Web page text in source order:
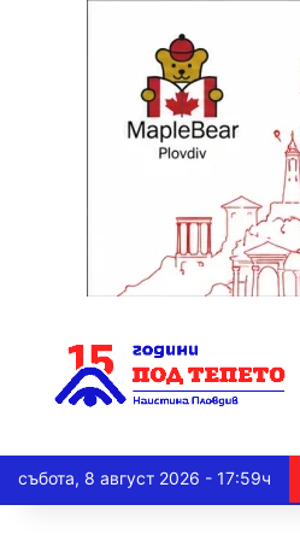
събота, 8 август 2026 - 17:59ч